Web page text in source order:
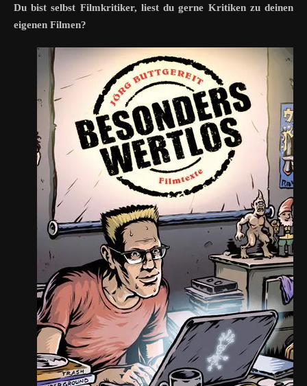
Du bist selbst Filmkritiker, liest du gerne Kritiken zu deinen
eigenen Filmen?